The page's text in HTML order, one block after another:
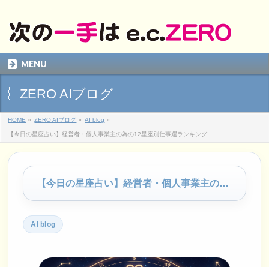
MENU
ZERO AIブログ
HOME » ZERO AIブログ » AI blog »
【今日の星座占い】経営者・個人事業主の為の12星座別仕事運ランキング
【今日の星座占い】経営者・個人事業主の為の12星座別仕事運ランキング
AI blog